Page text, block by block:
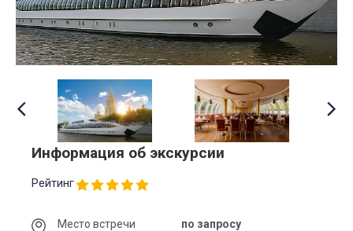
Информация об экскурсии
Рейтинг
Место встречи по запросу